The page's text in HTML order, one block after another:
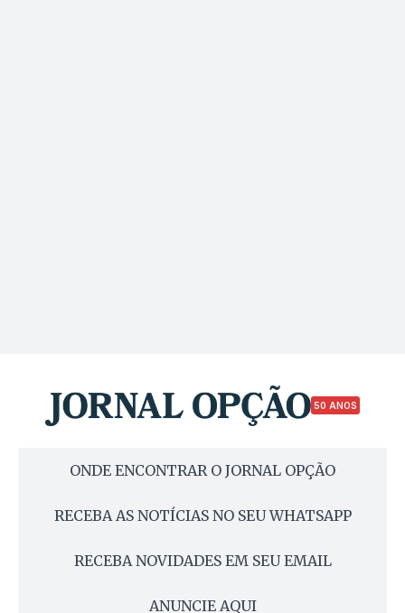
50 ANOS
ONDE ENCONTRAR O JORNAL OPÇÃO
RECEBA AS NOTÍCIAS NO SEU WHATSAPP
RECEBA NOVIDADES EM SEU EMAIL
ANUNCIE AQUI